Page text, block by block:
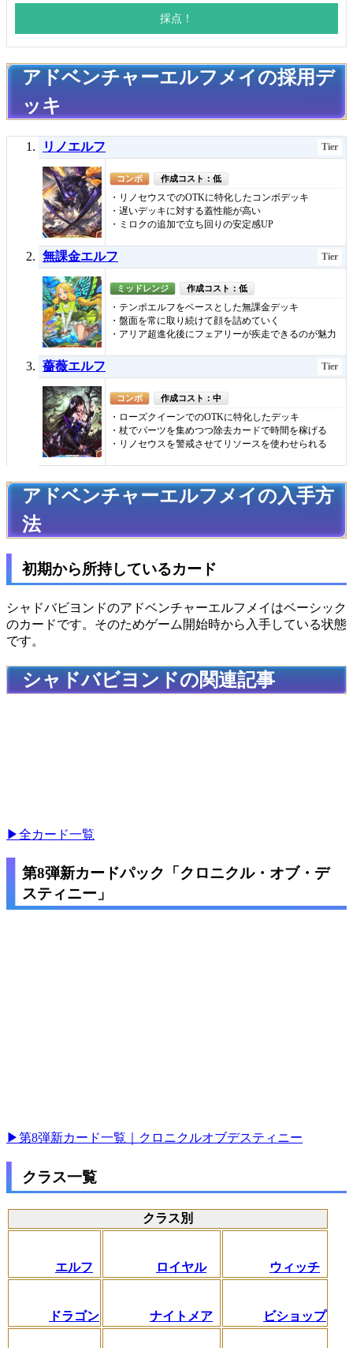
アドベンチャーエルフメイの採用デ
ッキ
リノエルフ Tier
コンボ 作成コスト：低
・リノセウスでのOTKに特化したコンボデッキ
・遅いデッキに対する蓋性能が高い
・ミロクの追加で立ち回りの安定感UP
無課金エルフ Tier
ミッドレンジ 作成コスト：低
・テンポエルフをベースとした無課金デッキ
・盤面を常に取り続けて顔を詰めていく
・アリア超進化後にフェアリーが疾走できるのが魅力
薔薇エルフ Tier
コンボ 作成コスト：中
・ローズクイーンでのOTKに特化したデッキ
・杖でパーツを集めつつ除去カードで時間を稼げる
・リノセウスを警戒させてリソースを使わせられる
アドベンチャーエルフメイの入手方
法
初期から所持しているカード
シャドバビヨンドのアドベンチャーエルフメイはベーシック
のカードです。そのためゲーム開始時から入手している状態
です。
シャドバビヨンドの関連記事
▶全カード一覧
第8弾新カードパック「クロニクル・オブ・デ
スティニー」
▶第8弾新カード一覧｜クロニクルオブデスティニー
クラス一覧
クラス別
エルフ ロイヤル ウィッチ
ドラゴン ナイトメア ビショップ